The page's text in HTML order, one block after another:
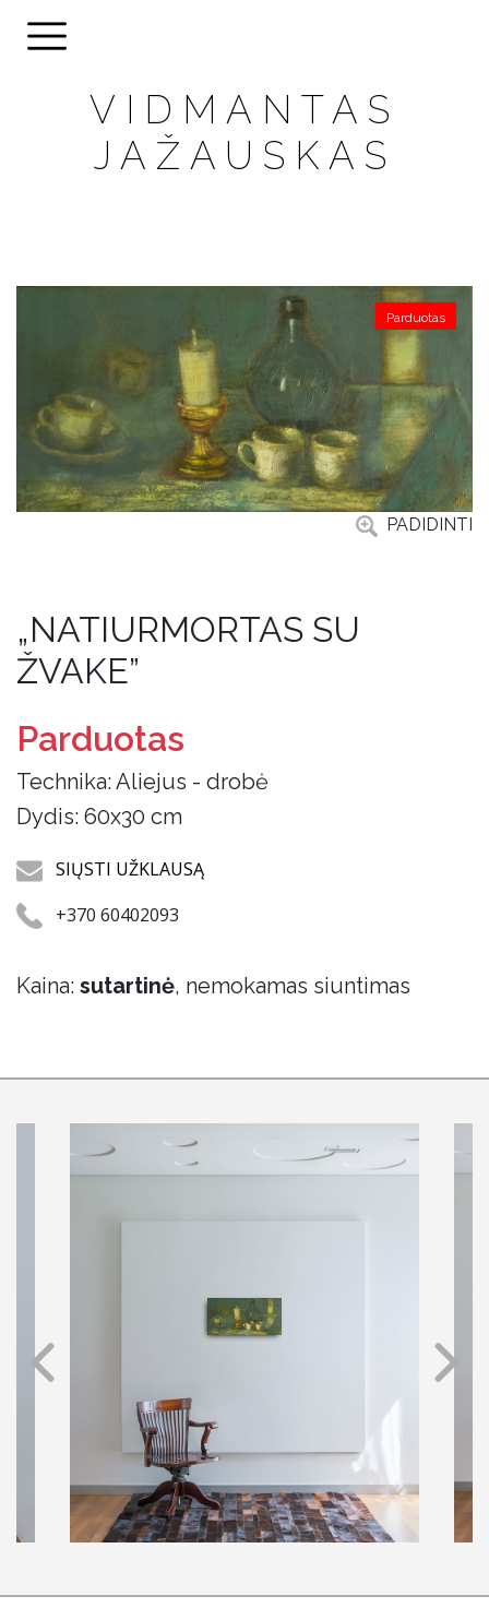
VIDMANTAS
JAŽAUSKAS
Parduotas
PADIDINTI
„NATIURMORTAS SU
ŽVAKE”
Parduotas
Technika: Aliejus - drobė
Dydis: 60x30 cm
SIŲSTI UŽKLAUSĄ
+370 60402093
Kaina: sutartinė, nemokamas siuntimas